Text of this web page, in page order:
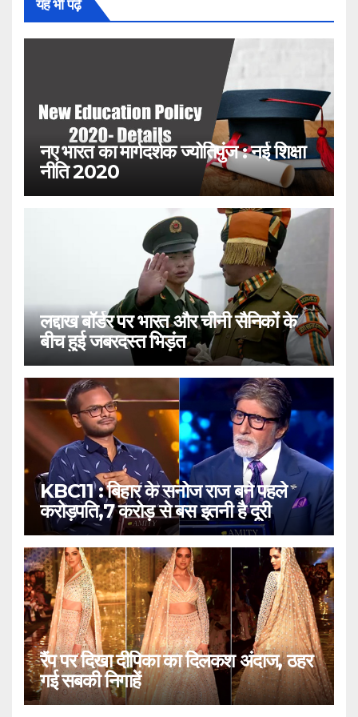
यह भी पढ़ें
नए भारत का मार्गदर्शक ज्योतिपुंज : नई शिक्षा
नीति 2020
लद्दाख बॉर्डर पर भारत और चीनी सैनिकों के
बीच हुई जबरदस्त भिड़ंत
KBC11 : बिहार के सनोज राज बने पहले
करोड़पति,7 करोड़ से बस इतनी है दूरी
रैंप पर दिखा दीपिका का दिलकश अंदाज, ठहर
गई सबकी निगाहें